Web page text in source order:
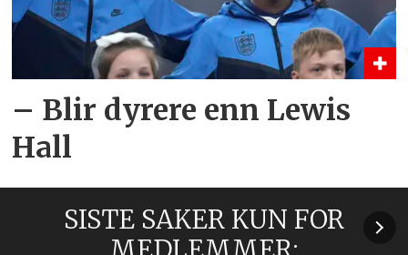
– Blir dyrere enn Lewis
Hall
SISTE SAKER KUN FOR